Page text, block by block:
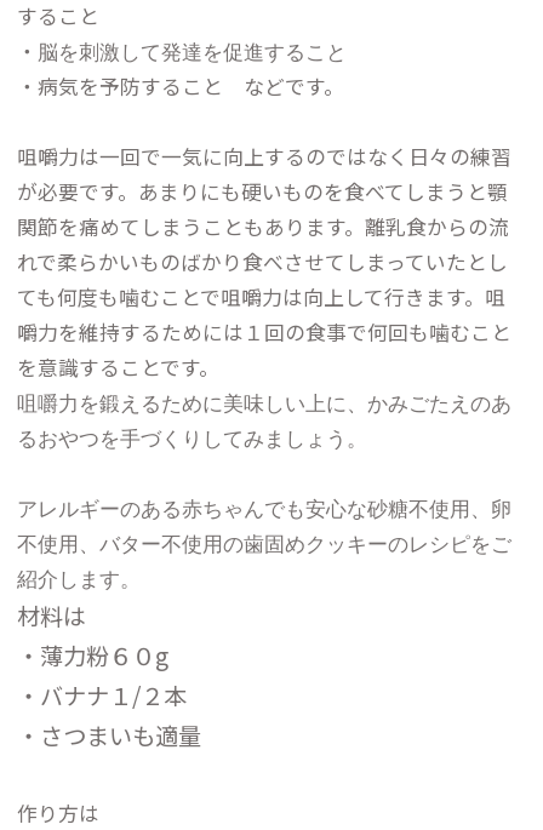
すること
・ 脳を刺激して発達を促進すること
・病気を予防すること などです。
咀嚼力は一回で一気に向上するのではなく日々の練習
が必要です。あまりにも硬いものを食べてしまうと顎
関節を痛めてしまうこともあります。離乳食からの流
れで柔らかいものばかり食べさせてしまっていたとし
ても何度も噛むことで咀嚼力は向上して行きます。咀
嚼力を維持するためには１回の食事で何回も噛むこと
を意識することです。
咀嚼力を鍛えるために美味しい上に、かみごたえのあ
るおやつを手づくりしてみましょう。
アレルギーのある赤ちゃんでも安心な砂糖不使用、卵
不使用、バター不使用の歯固めクッキーのレシピをご
紹介します。
材料は
・薄力粉６０g
・バナナ１/２本
・さつまいも適量
作り方は